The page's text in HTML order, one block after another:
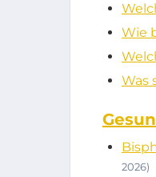
Wie
Was
2026)